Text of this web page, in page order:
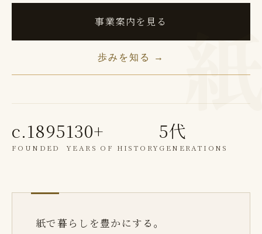
事業案内を見る
歩みを知る →
c.1895
FOUNDED
130+
YEARS OF HISTORY
5代
GENERATIONS
紙で暮らしを豊かにする。